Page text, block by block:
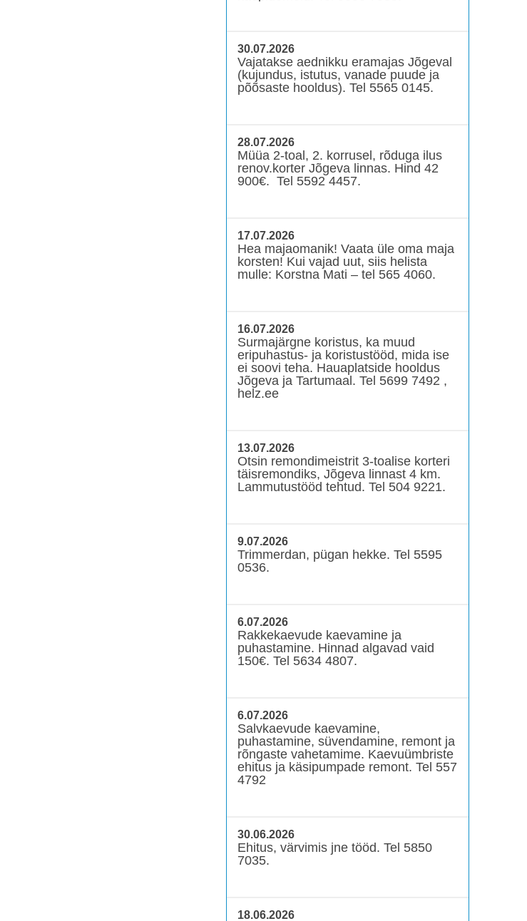
30.07.2026
Vajatakse aednikku eramajas Jõgeval
(kujundus, istutus, vanade puude ja
põõsaste hooldus). Tel 5565 0145.
28.07.2026
Müüa 2-toal, 2. korrusel, rõduga ilus
renov.korter Jõgeva linnas. Hind 42
900€. Tel 5592 4457.
17.07.2026
Hea majaomanik! Vaata üle oma maja
korsten! Kui vajad uut, siis helista
mulle: Korstna Mati – tel 565 4060.
16.07.2026
Surmajärgne koristus, ka muud
eripuhastus- ja koristustööd, mida ise
ei soovi teha. Hauaplatside hooldus
Jõgeva ja Tartumaal. Tel 5699 7492 ,
helz.ee
13.07.2026
Otsin remondimeistrit 3-toalise korteri
täisremondiks, Jõgeva linnast 4 km.
Lammutustööd tehtud. Tel 504 9221.
9.07.2026
Trimmerdan, pügan hekke. Tel 5595
0536.
6.07.2026
Rakkekaevude kaevamine ja
puhastamine. Hinnad algavad vaid
150€. Tel 5634 4807.
6.07.2026
Salvkaevude kaevamine,
puhastamine, süvendamine, remont ja
rõngaste vahetamime. Kaevuümbriste
ehitus ja käsipumpade remont. Tel 557
4792
30.06.2026
Ehitus, värvimis jne tööd. Tel 5850
7035.
18.06.2026